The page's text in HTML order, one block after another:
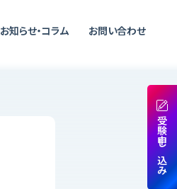
お知らせ・コラム お問い合わせ
受験申し込み